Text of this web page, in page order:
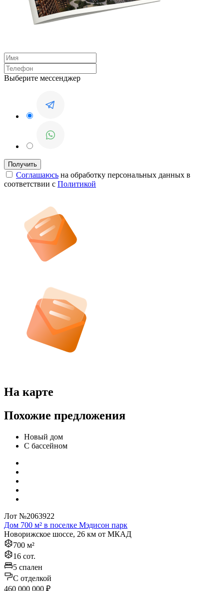
Выберите мессенджер
Соглашаюсь на обработку персональных данных в
соответствии с Политикой
На карте
Похожие предложения
Новый дом
С бассейном
Лот №2063922
Дом 700 м² в поселке Мэдисон парк
Новорижское шоссе, 26 км от МКАД
700 м²
16 сот.
5 спален
C отделкой
460 000 000 ₽